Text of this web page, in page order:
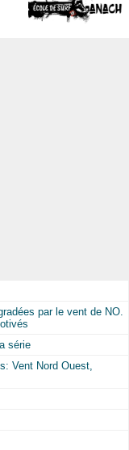
par le vent de NO.
série
Vent Nord Ouest,